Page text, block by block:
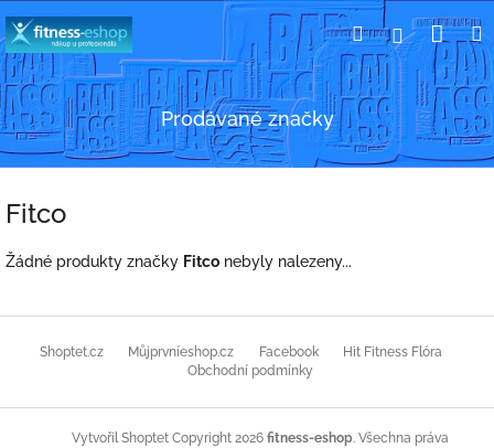
na
obsah
HledatPřihlášení
Prodávané značky
Fitco
Žádné produkty značky Fitco nebyly nalezeny...
a
Shoptet.cz Můjprvníeshop.cz Facebook
Hit Fitness Flóra
Obchodní podmínky
Vytvořil Shoptet Copyright 2026 fitness-eshop. Všechna práva